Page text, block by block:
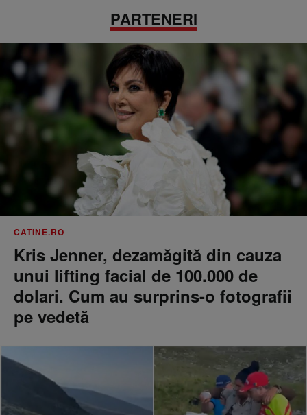
PARTENERI
CATINE.RO
Kris Jenner, dezamăgită din cauza
unui lifting facial de 100.000 de
dolari. Cum au surprins-o fotografii
pe vedetă